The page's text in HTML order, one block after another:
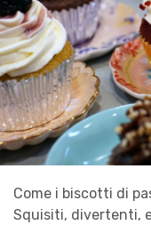
Come i biscotti di
Squisiti, divertenti,